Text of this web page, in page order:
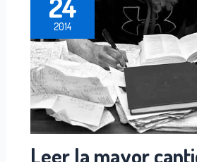
2014
Leer la mayor